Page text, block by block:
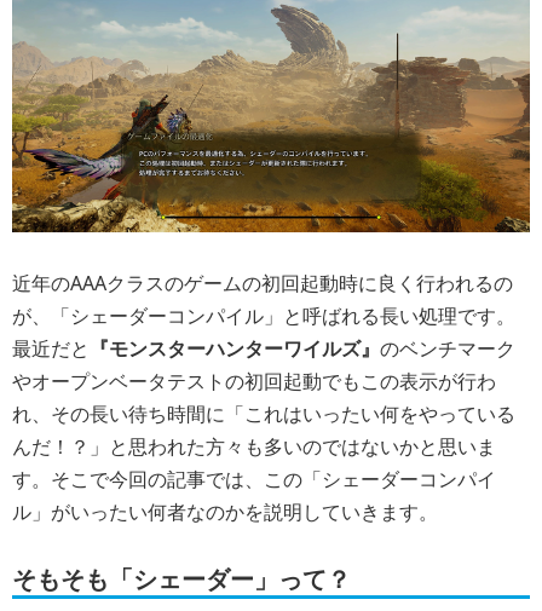
近年のAAAクラスのゲームの初回起動時に良く行われるの
が、
「シェーダーコンパイル」 と呼ばれる長い処理です。
最近だと 『モンスターハンターワイルズ』 のベンチマーク
やオープンベータテストの初回起動でもこの表示が行わ
れ、その長い待ち時間に「これはいったい何をやっている
んだ！？」と思われた方々も多いのではないかと思いま
す。そこで今回の記事では、この「シェーダーコンパイ
ル」がいったい何者なのかを説明していきます。
そもそも「シェーダー」って？